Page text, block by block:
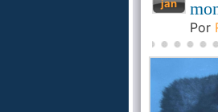
jan
Por